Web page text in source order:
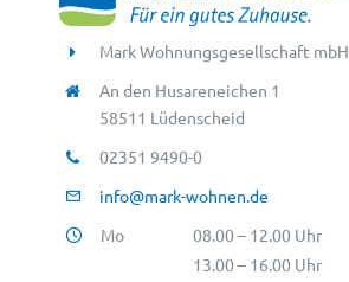
Mark Wohnungsgesellschaft mbH
An den Husareneichen 1
58511 Lüdenscheid
02351 9490-0
info@mark-wohnen.de
Mo
08.00 – 12.00 Uhr
13.00 – 16.00 Uhr